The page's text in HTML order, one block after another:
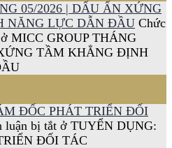
05/2026 | DẤU ẤN XỨNG
NĂNG LỰC DẪN ĐẦU Chức
ở MICC GROUP THÁNG
TẦM KHẲNG ĐỊNH
ĐỐC PHÁT TRIỂN ĐỐI
luận bị tắt ở TUYỂN DỤNG:
ĐỐI TÁC